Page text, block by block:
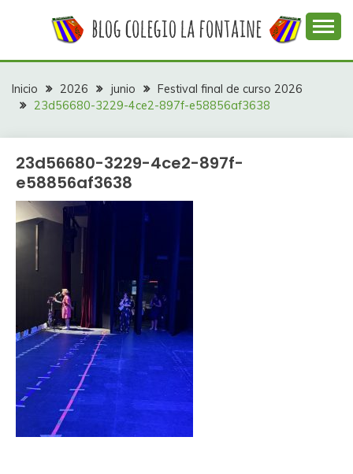
COLEGIO LA
FONTAINE
colegio La Fontaine
Inicio 2026 junio
Festival final de curso 2026
23d56680-3229-4ce2-897f-e58856af3638
23d56680-3229-4ce2-897f-
e58856af3638